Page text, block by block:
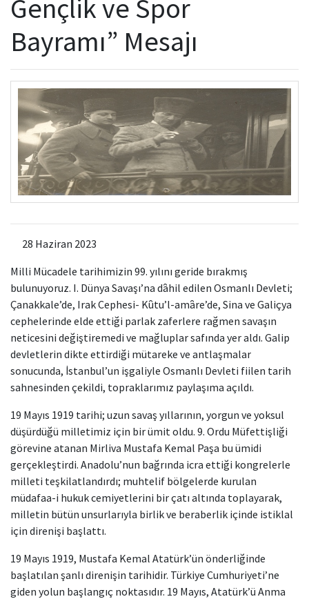
Gençlik ve Spor
Bayramı” Mesajı
28 Haziran 2023
Milli Mücadele tarihimizin 99. yılını geride bırakmış
bulunuyoruz. I. Dünya Savaşı’na dȃhil edilen Osmanlı Devleti;
Çanakkale’de, Irak Cephesi- Kȗtu’l-amȃre’de, Sina ve Galiçya
cephelerinde elde ettiği parlak zaferlere rağmen savaşın
neticesini değiştiremedi ve mağluplar safında yer aldı. Galip
devletlerin dikte ettirdiği mütareke ve antlaşmalar
sonucunda, İstanbul’un işgaliyle Osmanlı Devleti fiilen tarih
sahnesinden çekildi, topraklarımız paylaşıma açıldı.
19 Mayıs 1919 tarihi; uzun savaş yıllarının, yorgun ve yoksul
düşürdüğü milletimiz için bir ümit oldu. 9. Ordu Müfettişliği
görevine atanan Mirliva Mustafa Kemal Paşa bu ümidi
gerçekleştirdi. Anadolu’nun bağrında icra ettiği kongrelerle
milleti teşkilatlandırdı; muhtelif bölgelerde kurulan
müdafaa-i hukuk cemiyetlerini bir çatı altında toplayarak,
milletin bütün unsurlarıyla birlik ve beraberlik içinde istiklal
için direnişi başlattı.
19 Mayıs 1919, Mustafa Kemal Atatürk’ün önderliğinde
başlatılan şanlı direnişin tarihidir. Türkiye Cumhuriyeti’ne
giden yolun başlangıç noktasıdır. 19 Mayıs, Atatürk’ü Anma
Kamu Hizmet Standartları
Hizmet Envanteri
Uluslararası Yayıncılık
Ödüller
Başvurular
Projeler